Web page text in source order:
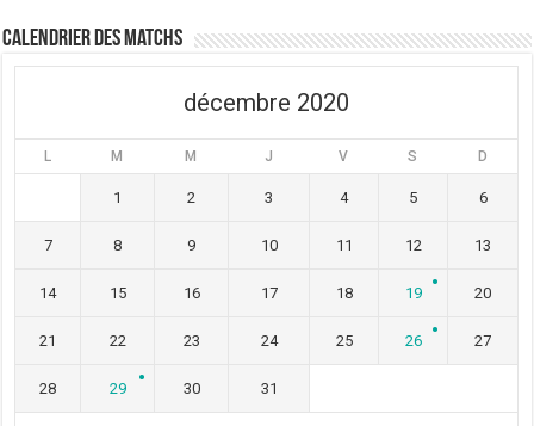
Calendrier des matchs
décembre 2020
L M M J V S D
1 2 3 4 5 6
7 8 9 10 11 12 13
14 15 16 17 18 19 20
21 22 23 24 25 26 27
28 29 30 31